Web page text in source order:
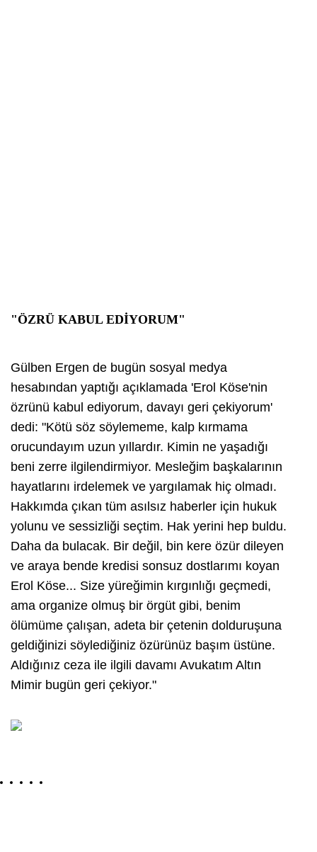
"ÖZRÜ KABUL EDİYORUM"
Gülben Ergen de bugün sosyal medya
hesabından yaptığı açıklamada 'Erol Köse'nin
özrünü kabul ediyorum, davayı geri çekiyorum'
dedi: "Kötü söz söylememe, kalp kırmama
orucundayım uzun yıllardır. Kimin ne yaşadığı
beni zerre ilgilendirmiyor. Mesleğim başkalarının
hayatlarını irdelemek ve yargılamak hiç olmadı.
Hakkımda çıkan tüm asılsız haberler için hukuk
yolunu ve sessizliği seçtim. Hak yerini hep buldu.
Daha da bulacak. Bir değil, bin kere özür dileyen
ve araya bende kredisi sonsuz dostlarımı koyan
Erol Köse... Size yüreğimin kırgınlığı geçmedi,
ama organize olmuş bir örgüt gibi, benim
ölümüme çalışan, adeta bir çetenin dolduruşuna
geldiğinizi söylediğiniz özürünüz başım üstüne.
Aldığınız ceza ile ilgili davamı Avukatım Altın
Mimir bugün geri çekiyor."